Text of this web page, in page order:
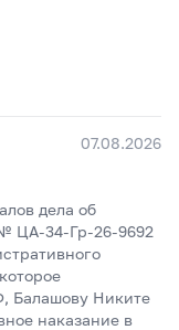
07.08.2026
дела об
ЦА-34-Гр-26-9692
Балашову Никите
наказание в